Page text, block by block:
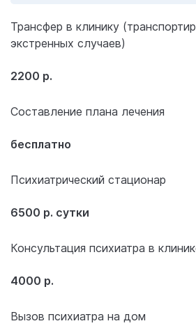
Трансфер в клинику
экстренных случаев)
2200 р.
Составление плана лечения
бесплатно
Психиатрический стационар
6500 р. сутки
Консультация психиатра в
4000 р.
Вызов психиатра на дом